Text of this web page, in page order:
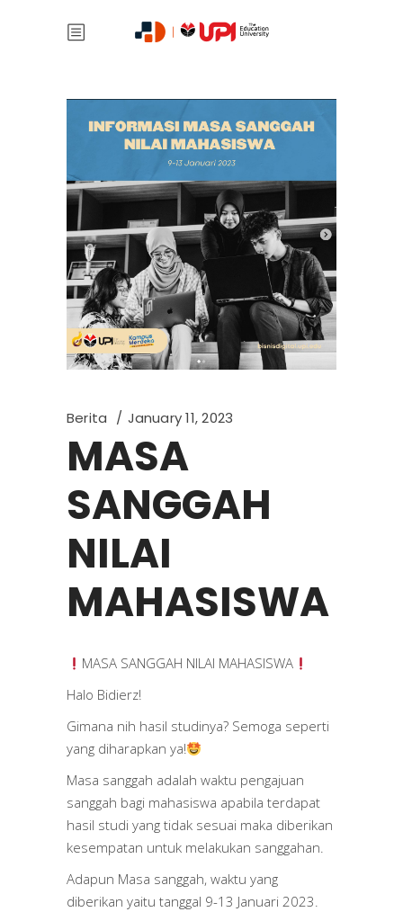
Berita January 11, 2023
MASA
SANGGAH
NILAI
MAHASISWA
MASA SANGGAH NILAI MAHASISWA
Halo Bidierz!
Gimana nih hasil studinya? Semoga seperti
yang diharapkan ya!
Masa sanggah adalah waktu pengajuan
sanggah bagi mahasiswa apabila terdapat
hasil studi yang tidak sesuai maka diberikan
kesempatan untuk melakukan sanggahan.
Adapun Masa sanggah, waktu yang
diberikan yaitu tanggal 9-13 Januari 2023.